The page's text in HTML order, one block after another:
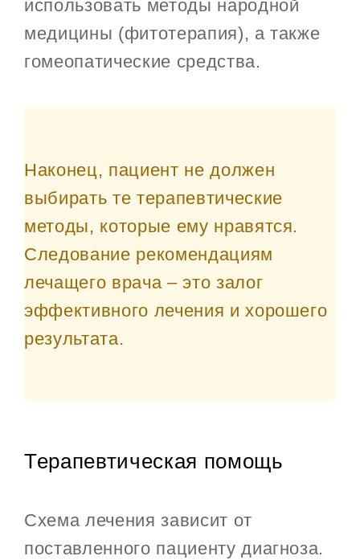
использовать методы народной
медицины (фитотерапия), а также
гомеопатические средства.
Наконец, пациент не должен
выбирать те терапевтические
методы, которые ему нравятся.
Следование рекомендациям
лечащего врача – это залог
эффективного лечения и хорошего
результата.
Терапевтическая помощь
Схема лечения зависит от
поставленного пациенту диагноза.